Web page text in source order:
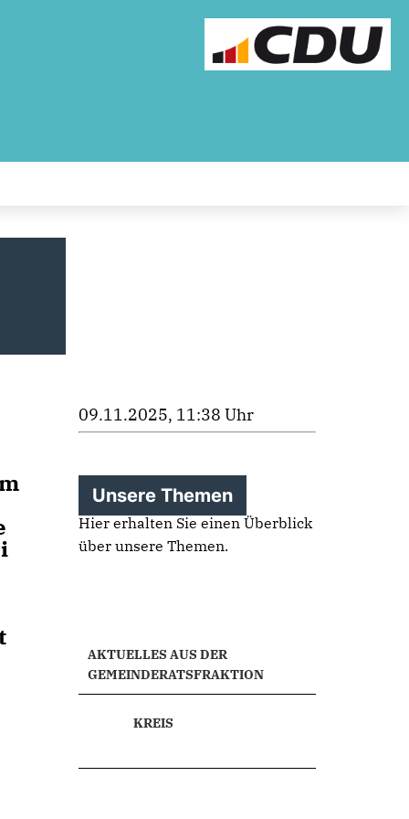
09.11.2025, 11:38 Uhr
Unsere Themen
Hier erhalten Sie einen Überblick
über unsere Themen.
AKTUELLES AUS DER
GEMEINDERATSFRAKTION
KREIS